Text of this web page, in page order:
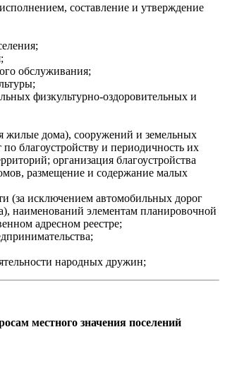
составление и утверждение
обслуживания;
физкультурно-оздоровительных и
жилые дома), сооружений и земельных
благоустройству и периодичность их
организация благоустройства
размещение и содержание малых
(за исключением автомобильных дорог
наименований элементам планировочной
адресном реестре;
народных дружин;
местного значения поселений